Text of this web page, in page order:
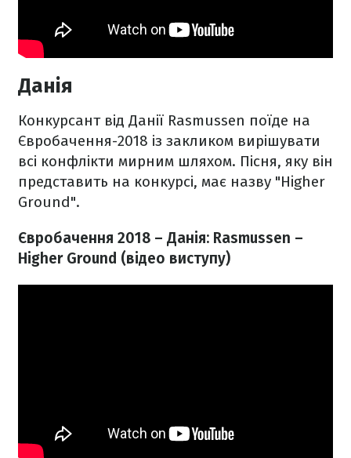
Данія
Конкурсант від Данії Rasmussen поїде на
Євробачення-2018 із закликом вирішувати
всі конфлікти мирним шляхом. Пісня, яку він
представить на конкурсі, має назву "Higher
Ground".
Євробачення 2018 – Данія: Rasmussen –
Higher Ground (відео виступу)